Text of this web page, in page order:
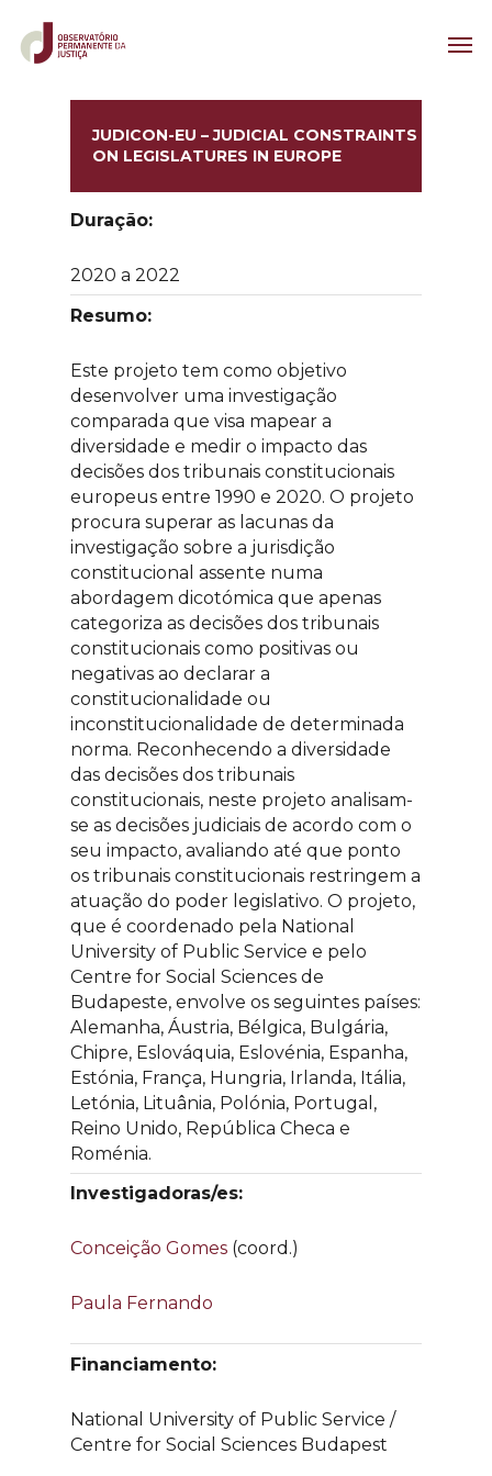
JUDICON-EU – JUDICIAL CONSTRAINTS
ON LEGISLATURES IN EUROPE
Duração:
2020 a 2022
Resumo:
Este projeto tem como objetivo
desenvolver uma investigação
comparada que visa mapear a
diversidade e medir o impacto das
decisões dos tribunais constitucionais
europeus entre 1990 e 2020. O projeto
procura superar as lacunas da
investigação sobre a jurisdição
constitucional assente numa
abordagem dicotómica que apenas
categoriza as decisões dos tribunais
constitucionais como positivas ou
negativas ao declarar a
constitucionalidade ou
inconstitucionalidade de determinada
norma. Reconhecendo a diversidade
das decisões dos tribunais
constitucionais, neste projeto analisam-
se as decisões judiciais de acordo com o
seu impacto, avaliando até que ponto
os tribunais constitucionais restringem a
atuação do poder legislativo. O projeto,
que é coordenado pela National
University of Public Service e pelo
Centre for Social Sciences de
Budapeste, envolve os seguintes países:
Alemanha, Áustria, Bélgica, Bulgária,
Chipre, Eslováquia, Eslovénia, Espanha,
Estónia, França, Hungria, Irlanda, Itália,
Letónia, Lituânia, Polónia, Portugal,
Reino Unido, República Checa e
Roménia.
Investigadoras/es:
Conceição Gomes (coord.)
Paula Fernando
Financiamento:
National University of Public Service /
Centre for Social Sciences Budapest